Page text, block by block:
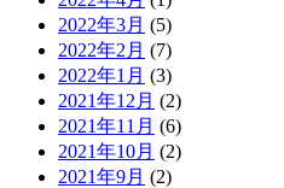
2022年3月 (5)
2022年2月 (7)
2022年1月 (3)
2021年12月 (2)
2021年11月 (6)
2021年10月 (2)
2021年9月 (2)